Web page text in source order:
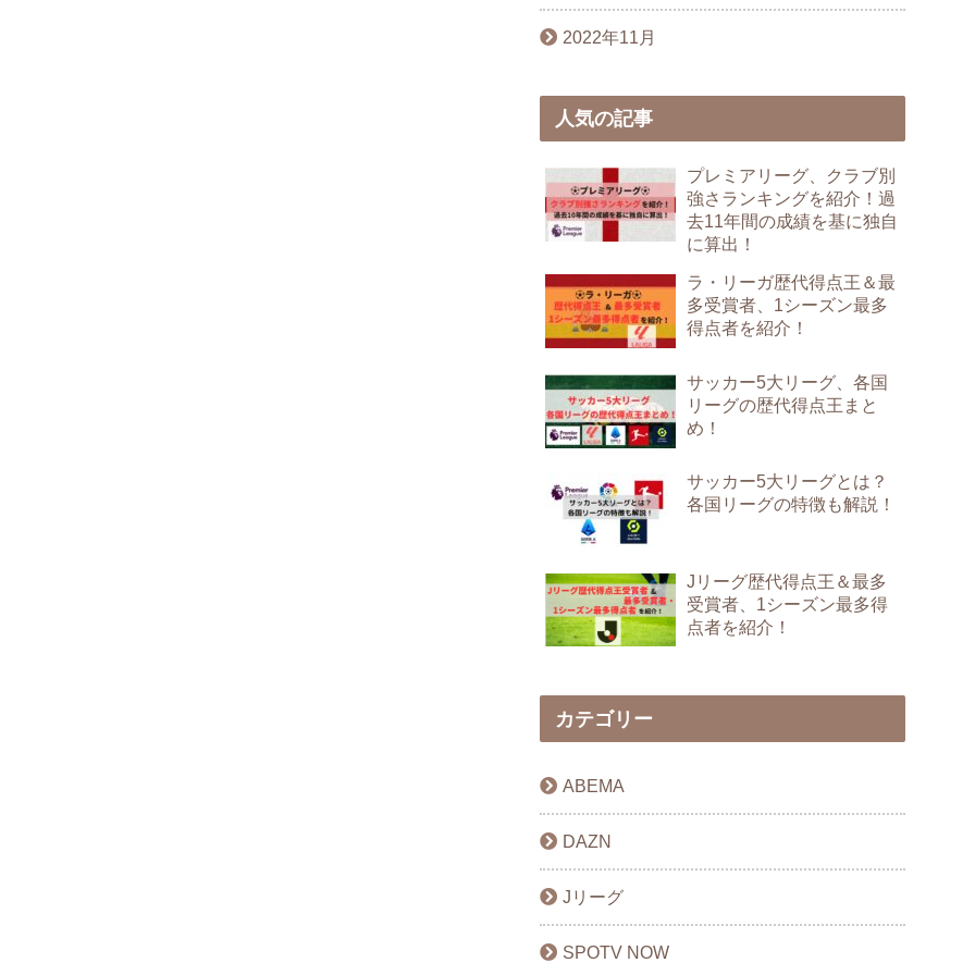
2022年11月
人気の記事
プレミアリーグ、クラブ別
強さランキングを紹介！過
去11年間の成績を基に独自
に算出！
ラ・リーガ歴代得点王＆最
多受賞者、1シーズン最多
得点者を紹介！
サッカー5大リーグ、各国
リーグの歴代得点王まと
め！
サッカー5大リーグとは？
各国リーグの特徴も解説！
Jリーグ歴代得点王＆最多
受賞者、1シーズン最多得
点者を紹介！
カテゴリー
ABEMA
DAZN
Jリーグ
SPOTV NOW